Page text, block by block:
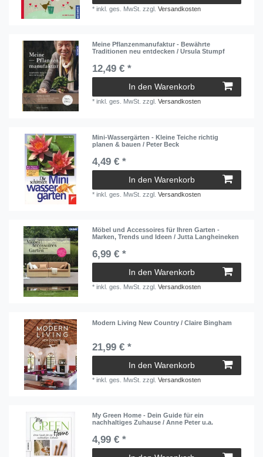
*inkl. ges. MwSt. zzgl.Versandkosten
Meine Pflanzenmanufaktur - Bewährte
Traditionen neu entdecken / Ursula Stumpf
12,49 € *
In den Warenkorb
*inkl. ges. MwSt. zzgl.Versandkosten
Mini-Wassergärten - Kleine Teiche richtig
planen & bauen / Peter Beck
4,49 € *
In den Warenkorb
*inkl. ges. MwSt. zzgl.Versandkosten
Möbel und Accessoires für Ihren Garten -
Marken, Trends und Ideen / Jutta Langheineken
6,99 € *
In den Warenkorb
*inkl. ges. MwSt. zzgl.Versandkosten
Modern Living New Country / Claire Bingham
21,99 € *
In den Warenkorb
*inkl. ges. MwSt. zzgl.Versandkosten
My Green Home - Dein Guide für ein
nachhaltiges Zuhause / Anne Peter u.a.
4,99 € *